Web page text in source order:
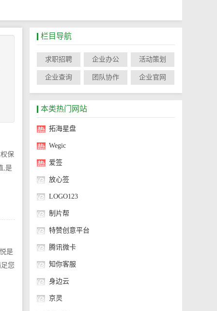
保
,是
是
您
栏目导航
求职招聘 企业办公 活动策划
企业查询 团队协作 企业官网
本类热门网站
拓海星盘
Wegic
爱签
放心签
LOGO123
制片帮
特赞创意平台
腾讯微卡
知你客服
身边云
京灵